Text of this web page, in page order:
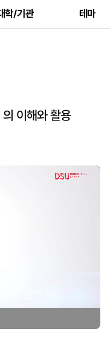
학/기관 테마
이해와 활용